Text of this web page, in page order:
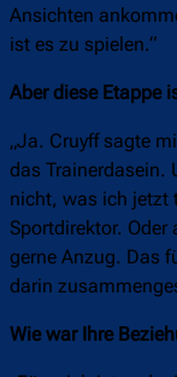
Ansichten
ist es zu spielen.“
Aber diese Etappe
„Ja. Cruyff sagte
das Trainerdasein.
nicht, was ich jetzt
Sportdirektor.
gerne Anzug. Das
darin
Wie war Ihre